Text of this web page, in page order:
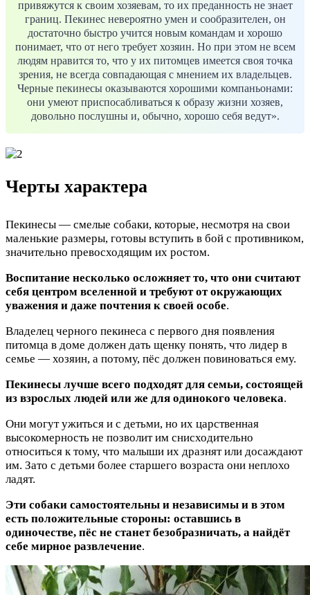
привяжутся к своим хозяевам, то их преданность не знает
границ. Пекинес невероятно умен и сообразителен, он
достаточно быстро учится новым командам и хорошо
понимает, что от него требует хозяин. Но при этом не всем
людям нравится то, что у их питомцев имеется своя точка
зрения, не всегда совпадающая с мнением их владельцев.
Черные пекинесы оказываются хорошими компаньонами:
они умеют приспосабливаться к образу жизни хозяев,
довольно послушны и, обычно, хорошо себя ведут».
Черты характера
Пекинесы — смелые собаки, которые, несмотря на свои
маленькие размеры, готовы вступить в бой с противником,
значительно превосходящим их ростом.
Воспитание несколько осложняет то, что они считают
себя центром вселенной и требуют от окружающих
уважения и даже почтения к своей особе.
Владелец черного пекинеса с первого дня появления
питомца в доме должен дать щенку понять, что лидер в
семье — хозяин, а потому, пёс должен повиноваться ему.
Пекинесы лучше всего подходят для семьи, состоящей
из взрослых людей или же для одинокого человека.
Они могут ужиться и с детьми, но их царственная
высокомерность не позволит им снисходительно
относиться к тому, что малыши их дразнят или досаждают
им. Зато с детьми более старшего возраста они неплохо
ладят.
Эти собаки самостоятельны и независимы и в этом
есть положительные стороны: оставшись в
одиночестве, пёс не станет безобразничать, а найдёт
себе мирное развлечение.